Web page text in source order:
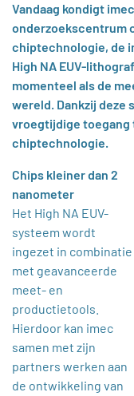
Vandaag kondigt
onderzoekscentrum
chiptechnologie, de
High NA EUV-
momenteel als de
wereld. Dankzij
vroegtijdige toegang
chiptechnologie.
Chips kleiner dan 2
nanometer
Het High NA EUV-
systeem wordt
ingezet in combinatie
met geavanceerde
meet- en
productietools.
Hierdoor kan imec
samen met zijn
partners werken aan
de ontwikkeling van